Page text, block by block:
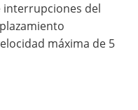
interrupciones del
máxima de 5